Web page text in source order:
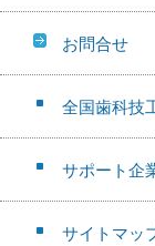
お問合せ
全国歯科技
サポート企
サイトマッ